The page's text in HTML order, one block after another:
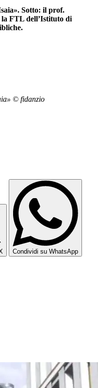
Sotto: il prof.
FTL dell’Istituto di
© fidanzio
Condividi su WhatsApp